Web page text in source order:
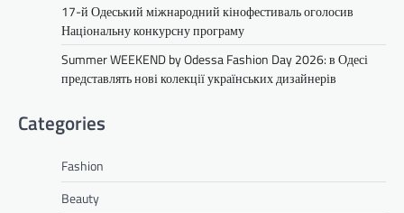
17-й Одеський міжнародний кінофестиваль оголосив
Національну конкурсну програму
Summer WEEKEND by Odessa Fashion Day 2026: в Одесі
представлять нові колекції українських дизайнерів
Categories
Fashion
Beauty